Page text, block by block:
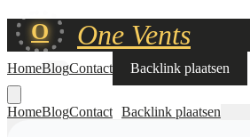
O One Vents
HomeBlogContact Backlink plaatsen
HomeBlogContact Backlink plaatsen